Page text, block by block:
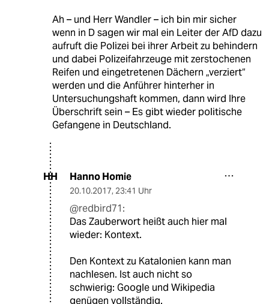
Ah – und Herr Wandler – ich bin mir sicher
wenn in D sagen wir mal ein Leiter der AfD dazu
aufruft die Polizei bei ihrer Arbeit zu behindern
und dabei Polizeifahrzeuge mit zerstochenen
Reifen und eingetretenen Dächern „verziert“
werden und die Anführer hinterher in
Untersuchungshaft kommen, dann wird Ihre
Überschrift sein – Es gibt wieder politische
Gefangene in Deutschland.
HH Hanno Homie
20.10.2017, 23:41 Uhr
@redbird71:
Das Zauberwort heißt auch hier mal
wieder: Kontext.
Den Kontext zu Katalonien kann man
nachlesen. Ist auch nicht so
schwierig: Google und Wikipedia
genügen vollständig.